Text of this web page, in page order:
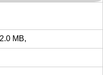
MB,